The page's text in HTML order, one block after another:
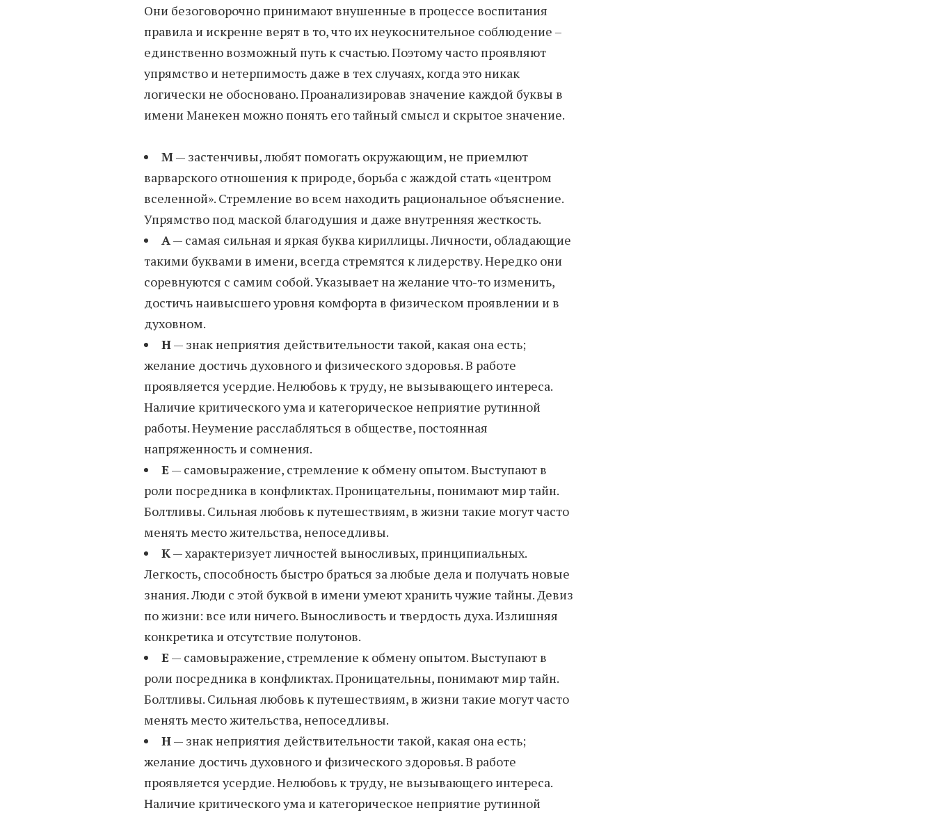
Они безоговорочно принимают внушенные в процессе воспитания
правила и искренне верят в то, что их неукоснительное соблюдение –
единственно возможный путь к счастью. Поэтому часто проявляют
упрямство и нетерпимость даже в тех случаях, когда это никак
логически не обосновано. Проанализировав значение каждой буквы в
имени Манекен можно понять его тайный смысл и скрытое значение.
М— застенчивы, любят помогать окружающим, не приемлют
варварского отношения к природе, борьба с жаждой стать «центром
вселенной». Стремление во всем находить рациональное объяснение.
Упрямство под маской благодушия и даже внутренняя жесткость.
А — самая сильная и яркая буква кириллицы. Личности, обладающие
такими буквами в имени, всегда стремятся к лидерству. Нередко они
соревнуются с самим собой. Указывает на желание что-то изменить,
достичь наивысшего уровня комфорта в физическом проявлении и в
духовном.
Н— знак неприятия действительности такой, какая она есть;
желание достичь духовного и физического здоровья. В работе
проявляется усердие. Нелюбовь к труду, не вызывающего интереса.
Наличие критического ума и категорическое неприятие рутинной
работы. Неумение расслабляться в обществе, постоянная
напряженность и сомнения.
Е — самовыражение, стремление к обмену опытом. Выступают в
роли посредника в конфликтах. Проницательны, понимают мир тайн.
Болтливы. Сильная любовь к путешествиям, в жизни такие могут часто
менять место жительства, непоседливы.
К— характеризует личностей выносливых, принципиальных.
Легкость, способность быстро браться за любые дела и получать новые
знания. Люди с этой буквой в имени умеют хранить чужие тайны. Девиз
по жизни: все или ничего. Выносливость и твердость духа. Излишняя
конкретика и отсутствие полутонов.
Е — самовыражение, стремление к обмену опытом. Выступают в
роли посредника в конфликтах. Проницательны, понимают мир тайн.
Болтливы. Сильная любовь к путешествиям, в жизни такие могут часто
менять место жительства, непоседливы.
Н— знак неприятия действительности такой, какая она есть;
желание достичь духовного и физического здоровья. В работе
проявляется усердие. Нелюбовь к труду, не вызывающего интереса.
Наличие критического ума и категорическое неприятие рутинной